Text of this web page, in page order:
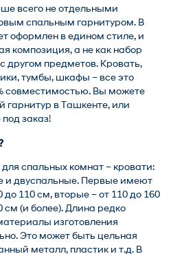
всего не отдельными
спальным гарнитуром. В
оформлен в едином стиле, и
композиция, а не как набор
другом предметов. Кровать,
тумбы, шкафы – все это
совместимостью. Вы можете
гарнитур в Ташкенте, или
под заказ!
спальных комнат – кровати:
и двуспальные. Первые имеют
110 см, вторые – от 110 до 160
см (и более). Длина редко
изготовления
Это может быть цельная
металл, пластик и т.д. В